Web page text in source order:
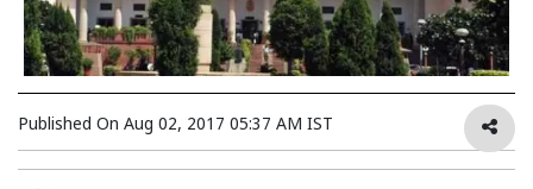
Published On Aug 02, 2017 05:37 AM IST